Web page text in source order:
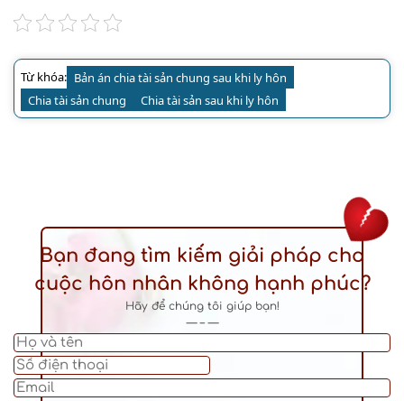
Từ khóa: Bản án chia tài sản chung sau khi ly hôn
Chia tài sản chung
Chia tài sản sau khi ly hôn
Bạn đang tìm kiếm giải pháp cho
cuộc hôn nhân không hạnh phúc?
Hãy để chúng tôi giúp bạn!
— – —